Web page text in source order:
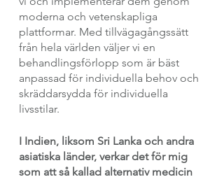
moderna och vetenskapliga
plattformar. Med tillvägagångssätt
från hela världen väljer vi en
behandlingsförlopp som är bäst
anpassad för individuella behov och
skräddarsydda för individuella
livsstilar.
I Indien, liksom Sri Lanka och andra
asiatiska länder, verkar det för mig
som att så kallad alternativ medicin